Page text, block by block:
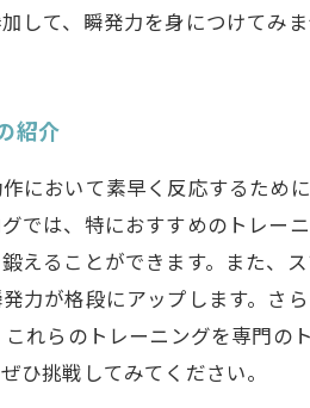
して、瞬発力を身につけてみ
紹介
において素早く反応するため
では、特におすすめのトレー
えることができます。また、
力が格段にアップします。さ
れらのトレーニングを専門
ひ挑戦してみてください。